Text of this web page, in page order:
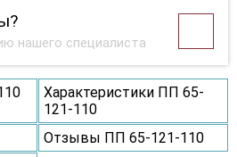
нашего специалиста
Характеристики ПП 65-
121-110
Отзывы ПП 65-121-110